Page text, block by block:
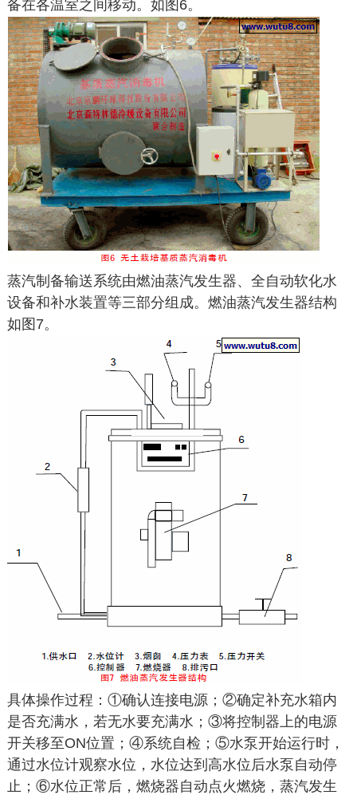
备在各温室之间移动。如图6。
蒸汽制备输送系统由燃油蒸汽发生器、全自动软化水
设备和补水装置等三部分组成。燃油蒸汽发生器结构
如图7。
具体操作过程：①确认连接电源；②确定补充水箱内
是否充满水，若无水要充满水；③将控制器上的电源
开关移至ON位置；④系统自检；⑤水泵开始运行时，
通过水位计观察水位，水位达到高水位后水泵自动停
止；⑥水位正常后，燃烧器自动点火燃烧，蒸汽发生